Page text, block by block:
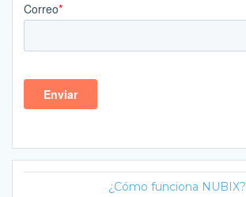
¿Cómo funciona NUBIX?